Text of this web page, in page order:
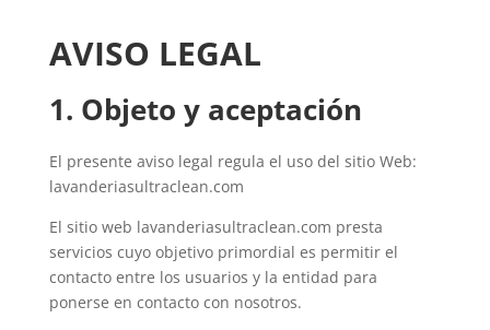
AVISO LEGAL
1. Objeto y aceptación
El presente aviso legal regula el uso del sitio Web:
lavanderiasultraclean.com
El sitio web lavanderiasultraclean.com presta
servicios cuyo objetivo primordial es permitir el
contacto entre los usuarios y la entidad para
ponerse en contacto con nosotros.